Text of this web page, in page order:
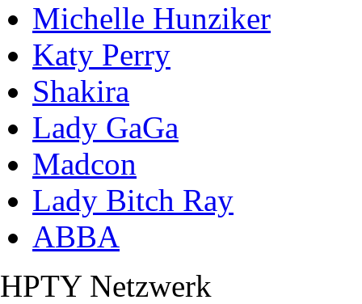
Michelle Hunziker
Katy Perry
Shakira
Lady GaGa
Madcon
Lady Bitch Ray
ABBA
HPTY Netzwerk